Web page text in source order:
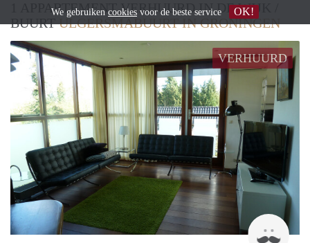
1 APPARTEMENT VERHUURD IN DE WIJK /
BUURTULGERSMABUURT IN GRONINGEN
VERHUURD
We gebruiken cookies voor de beste service OK!